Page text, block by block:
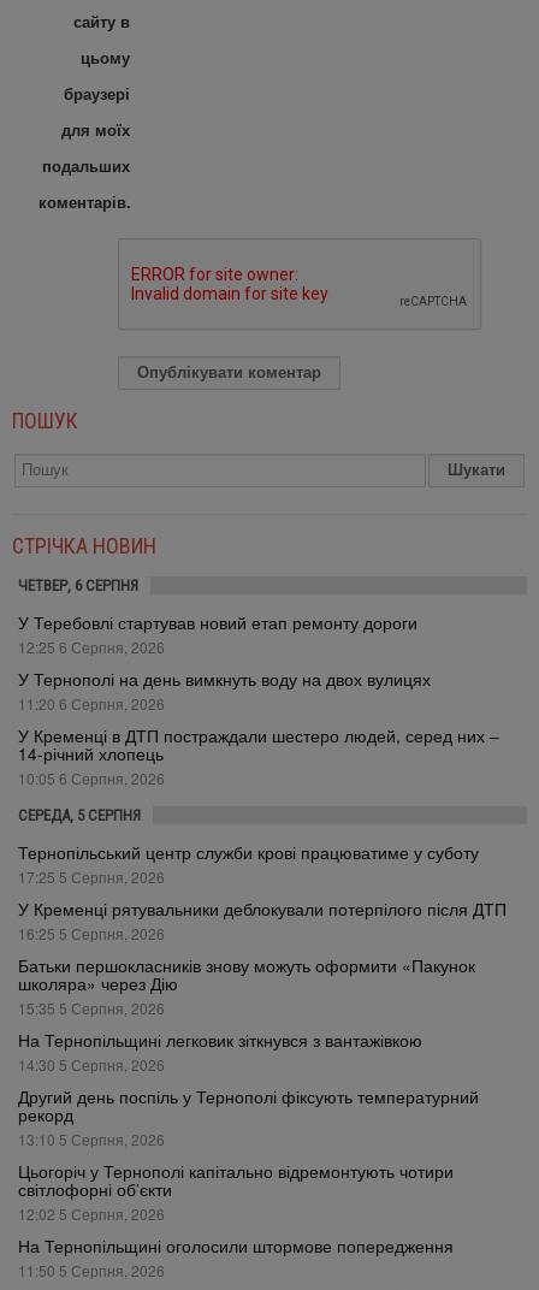
сайту в
цьому
браузері
для моїх
подальших
коментарів.
ПОШУК
СТРІЧКА НОВИН
ЧЕТВЕР, 6 СЕРПНЯ
У Теребовлі стартував новий етап ремонту дороги
12:25 6 Серпня, 2026
У Тернополі на день вимкнуть воду на двох вулицях
11:20 6 Серпня, 2026
У Кременці в ДТП постраждали шестеро людей, серед них –
14-річний хлопець
10:05 6 Серпня, 2026
СЕРЕДА, 5 СЕРПНЯ
Тернопільський центр служби крові працюватиме у суботу
17:25 5 Серпня, 2026
У Кременці рятувальники деблокували потерпілого після ДТП
16:25 5 Серпня, 2026
Батьки першокласників знову можуть оформити «Пакунок
школяра» через Дію
15:35 5 Серпня, 2026
На Тернопільщині легковик зіткнувся з вантажівкою
14:30 5 Серпня, 2026
Другий день поспіль у Тернополі фіксують температурний
рекорд
13:10 5 Серпня, 2026
Цьогоріч у Тернополі капітально відремонтують чотири
світлофорні об’єкти
12:02 5 Серпня, 2026
На Тернопільщині оголосили штормове попередження
11:50 5 Серпня, 2026